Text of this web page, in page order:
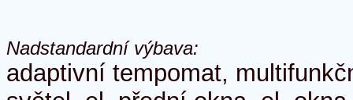
Nadstandardní výbava:
adaptivní tempomat,